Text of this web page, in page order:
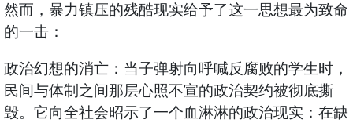
然而，暴力镇压的残酷现实给予了这一思想最为致命
的一击：
政治幻想的消亡：当子弹射向呼喊反腐败的学生时，
民间与体制之间那层心照不宣的政治契约被彻底撕
毁。它向全社会昭示了一个血淋淋的政治现实：在缺